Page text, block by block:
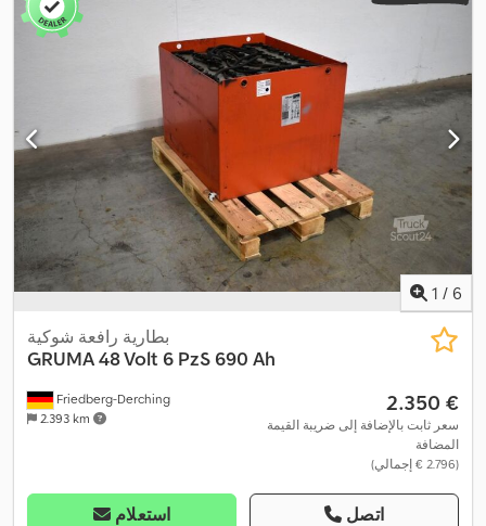
1 / 6
Friedberg-Derching
2.393 km
بطارية رافعة شوكية
GRUMA48 Volt 6 PzS 690 Ah
‏2.350 €
سعر ثابت بالإضافة إلى ضريبة القيمة
المضافة
(‏2.796 € إجمالي)
استعلام اتصل